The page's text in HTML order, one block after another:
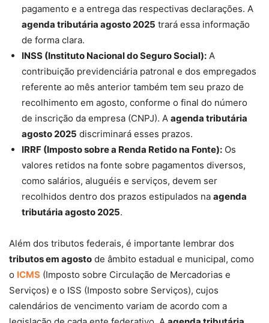
pagamento e a entrega das respectivas declarações. A
agenda tributária agosto 2025 trará essa informação
de forma clara.
INSS (Instituto Nacional do Seguro Social): A
contribuição previdenciária patronal e dos empregados
referente ao mês anterior também tem seu prazo de
recolhimento em agosto, conforme o final do número
de inscrição da empresa (CNPJ). A agenda tributária
agosto 2025 discriminará esses prazos.
IRRF (Imposto sobre a Renda Retido na Fonte): Os
valores retidos na fonte sobre pagamentos diversos,
como salários, aluguéis e serviços, devem ser
recolhidos dentro dos prazos estipulados na agenda
tributária agosto 2025.
Além dos tributos federais, é importante lembrar dos
tributos em agosto de âmbito estadual e municipal, como
o ICMS (Imposto sobre Circulação de Mercadorias e
Serviços) e o ISS (Imposto sobre Serviços), cujos
calendários de vencimento variam de acordo com a